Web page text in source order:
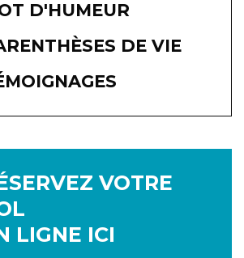
D'HUMEUR
DE VIE
VOTRE
LIGNE ICI